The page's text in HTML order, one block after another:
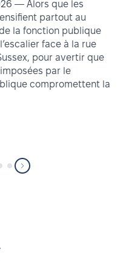
— Alors que les
partout au
la fonction publique
face à la rue
pour avertir que
par le
compromettent la